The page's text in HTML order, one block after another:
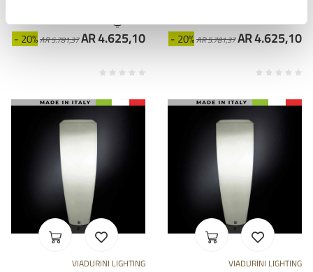
الداخلي
- 20%AR 5.781,37AR 4.625,10 - 20%AR 5.781,37AR 4.625,10
VIADURINI LIGHTING VIADURINI LIGHTING